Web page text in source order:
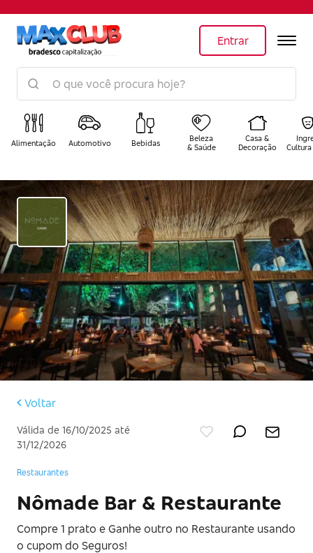
Entrar
Alimentação Automotivo Bebidas
Beleza
& Saúde
Casa &
Decoração
Voltar
Válida de 16/10/2025 até
31/12/2026
Restaurantes
Nômade Bar & Restaurante
Compre 1 prato e Ganhe outro no Restaurante usando
o cupom do Seguros!